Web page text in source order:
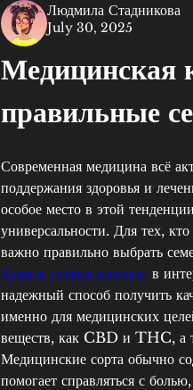
Людмила Стадникова
July 30, 2025
Медицинская
правильные
Современная медицина всё
поддержания здоровья и
особое место в этой
универсальности. Для тех,
важно правильно выбрать
Купить семена конопли в
надежный способ получить
именно для медицинских
веществ, как CBD и THC, а
Медицинские сорта обычно
помогает справляться с